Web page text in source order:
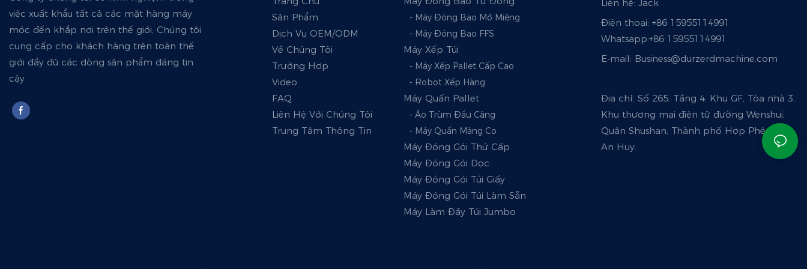
việc xuất khẩu tất cả các mặt hàng máy
móc đến khắp nơi trên thế giới, Chúng tôi
cung cấp cho khách hàng trên toàn thế
giới đầy đủ các dòng sản phẩm đáng tin
cậy
Sản Phẩm
Dịch Vụ OEM/ODM
Về Chúng Tôi
Trường Hợp
Video
FAQ
Liên Hệ Với Chúng Tôi
Trung Tâm Thông Tin
- Máy Đóng Bao Mở Miệng
- Máy Đóng Bao FFS
Máy Xếp Túi
- Máy Xếp Pallet Cấp Cao
- Robot Xếp Hàng
Máy Quấn Pallet
- Áo Trùm Đầu Căng
- Máy Quấn Màng Co
Máy Đóng Gói Thứ Cấp
Máy Đóng Gói Dọc
Máy Đóng Gói Túi Giấy
Máy Đóng Gói Túi Làm Sẵn
Máy Làm Đầy Túi Jumbo
Liên hệ: Jack
Điện thoại: +86 15955114991
Whatsapp:+86 15955114991
E-mail: Business@durzerdmachine.com
Địa chỉ: Số 265, Tầng 4, Khu GF, Tòa nhà 3,
Khu thương mại điện tử đường Wenshui,
Quận Shushan, Thành phố Hợp Phê, Tỉnh
An Huy.